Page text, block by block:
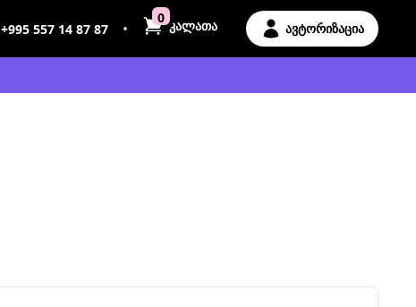
+995 557 14 87 87 •
0 კალათა ავტორიზაცია